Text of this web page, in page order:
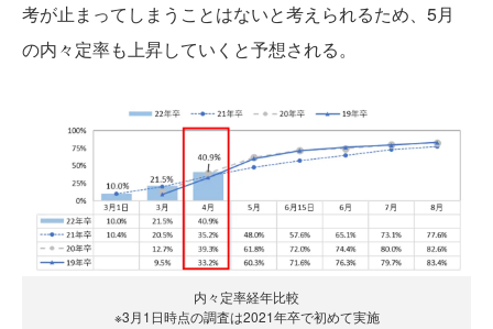
考が止まってしまうことはないと考えられるため、5月
の内々定率も上昇していくと予想される。
内々定率経年比較
※3月1日時点の調査は2021年卒で初めて実施